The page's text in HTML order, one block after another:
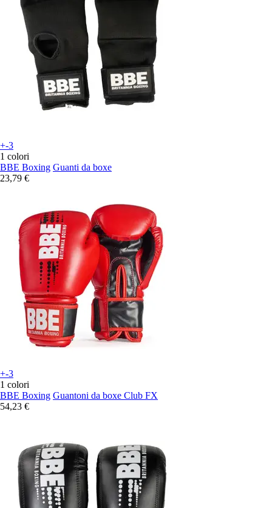
+-3
1 colori
BBE Boxing Guanti da boxe
23,79 €
+-3
1 colori
BBE Boxing Guantoni da boxe Club FX
54,23 €